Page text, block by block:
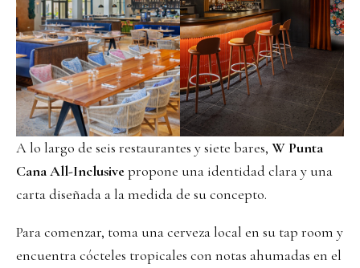
A lo largo de seis restaurantes y siete bares, W Punta
Cana All-Inclusivepropone una identidad clara y una
carta diseñada a la medida de su concepto.
Para comenzar, toma una cerveza local en su tap room y
encuentra cócteles tropicales con notas ahumadas en el